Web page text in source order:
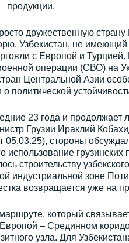
продукции.
дружественную
Узбекистан, не
с Европой и
операции (СВО) на
Центральной Азии
политической
23 года и продолжает
Грузии Ираклий
стороны
грузинских
строительству узбекского
индустриальной зоне
возвращается уже на
который
– Срединном
узла. Для